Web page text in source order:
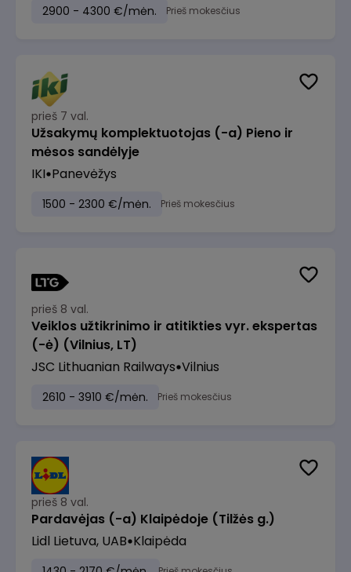
2900 - 4300 €/mėn. Prieš mokesčius
prieš 7 val.
Užsakymų komplektuotojas (-a) Pieno ir
mėsos sandėlyje
IKI Panevėžys
1500 - 2300 €/mėn. Prieš mokesčius
prieš 8 val.
Veiklos užtikrinimo ir atitikties vyr. ekspertas
(-ė) (Vilnius, LT)
JSC Lithuanian Railways Vilnius
2610 - 3910 €/mėn. Prieš mokesčius
prieš 8 val.
Pardavėjas (-a) Klaipėdoje (Tilžės g.)
Lidl Lietuva, UAB Klaipėda